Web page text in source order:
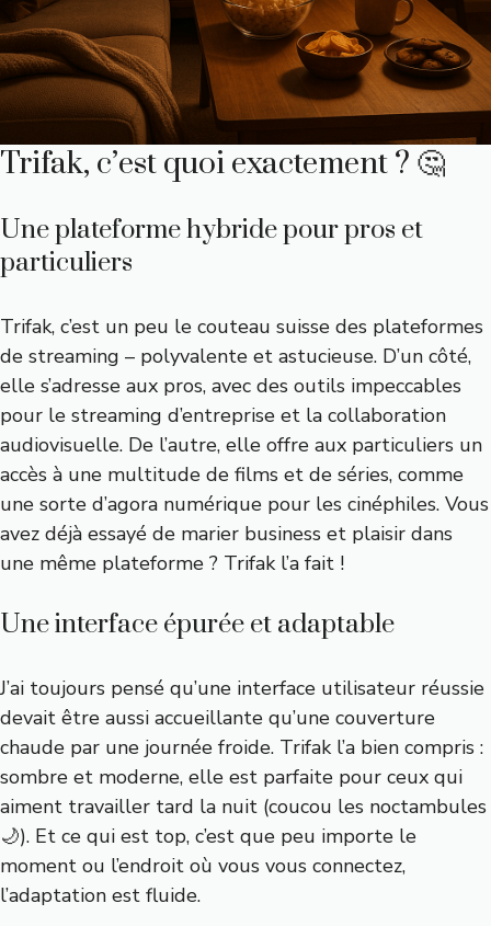
Trifak, c’est quoi exactement ? 🤔
Une plateforme hybride pour pros et
particuliers
Trifak, c’est un peu le couteau suisse des plateformes
de streaming – polyvalente et astucieuse. D’un côté,
elle s’adresse aux pros, avec des outils impeccables
pour le streaming d’entreprise et la collaboration
audiovisuelle. De l’autre, elle offre aux particuliers un
accès à une multitude de films et de séries, comme
une sorte d’agora numérique pour les cinéphiles. Vous
avez déjà essayé de marier business et plaisir dans
une même plateforme ? Trifak l’a fait !
Une interface épurée et adaptable
J’ai toujours pensé qu’une interface utilisateur réussie
devait être aussi accueillante qu’une couverture
chaude par une journée froide. Trifak l’a bien compris :
sombre et moderne, elle est parfaite pour ceux qui
aiment travailler tard la nuit (coucou les noctambules
🌙). Et ce qui est top, c’est que peu importe le
moment ou l’endroit où vous vous connectez,
l’adaptation est fluide.